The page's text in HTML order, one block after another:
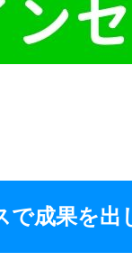
成果を出